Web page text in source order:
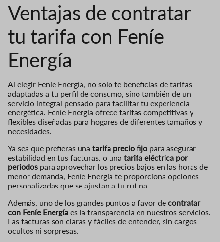
Ventajas de contratar
tu tarifa con Feníe
Energía
Al elegir Feníe Energía, no solo te beneficias de tarifas
adaptadas a tu perfil de consumo, sino también de un
servicio integral pensado para facilitar tu experiencia
energética. Feníe Energía ofrece tarifas competitivas y
flexibles diseñadas para hogares de diferentes tamaños y
necesidades.
Ya sea que prefieras una tarifa precio fijo para asegurar
estabilidad en tus facturas, o una tarifa eléctrica por
periodos para aprovechar los precios bajos en las horas de
menor demanda, Feníe Energía te proporciona opciones
personalizadas que se ajustan a tu rutina.
Además, uno de los grandes puntos a favor de contratar
con Feníe Energía es la transparencia en nuestros servicios.
Las facturas son claras y fáciles de entender, sin cargos
ocultos ni sorpresas.